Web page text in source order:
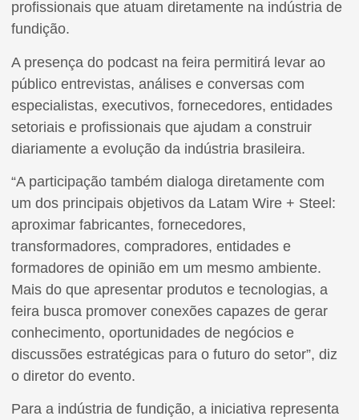
profissionais que atuam diretamente na indústria de
fundição.
A presença do podcast na feira permitirá levar ao
público entrevistas, análises e conversas com
especialistas, executivos, fornecedores, entidades
setoriais e profissionais que ajudam a construir
diariamente a evolução da indústria brasileira.
“A participação também dialoga diretamente com
um dos principais objetivos da Latam Wire + Steel:
aproximar fabricantes, fornecedores,
transformadores, compradores, entidades e
formadores de opinião em um mesmo ambiente.
Mais do que apresentar produtos e tecnologias, a
feira busca promover conexões capazes de gerar
conhecimento, oportunidades de negócios e
discussões estratégicas para o futuro do setor”, diz
o diretor do evento.
Para a indústria de fundição, a iniciativa representa